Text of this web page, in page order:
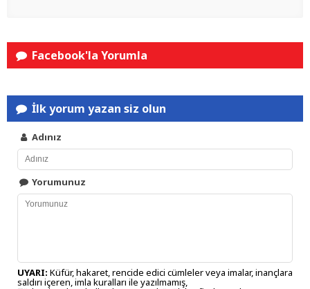
Facebook'la Yorumla
İlk yorum yazan siz olun
Adınız
Yorumunuz
UYARI: Küfür, hakaret, rencide edici cümleler veya imalar, inançlara
saldırı içeren, imla kuralları ile yazılmamış,